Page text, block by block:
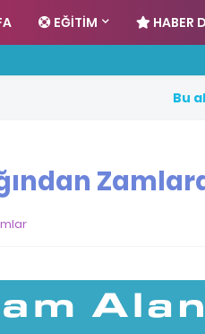
EĞITIM HABER
Bu al